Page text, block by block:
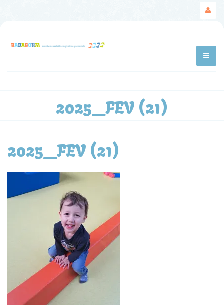
2025_FEV (21)
2025_FEV (21)